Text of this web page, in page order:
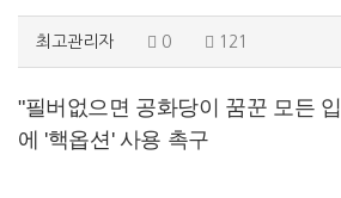
최고관리자 0 121
"필버없으면 공화당이 꿈꾼 모든
에 '핵옵션' 사용 촉구